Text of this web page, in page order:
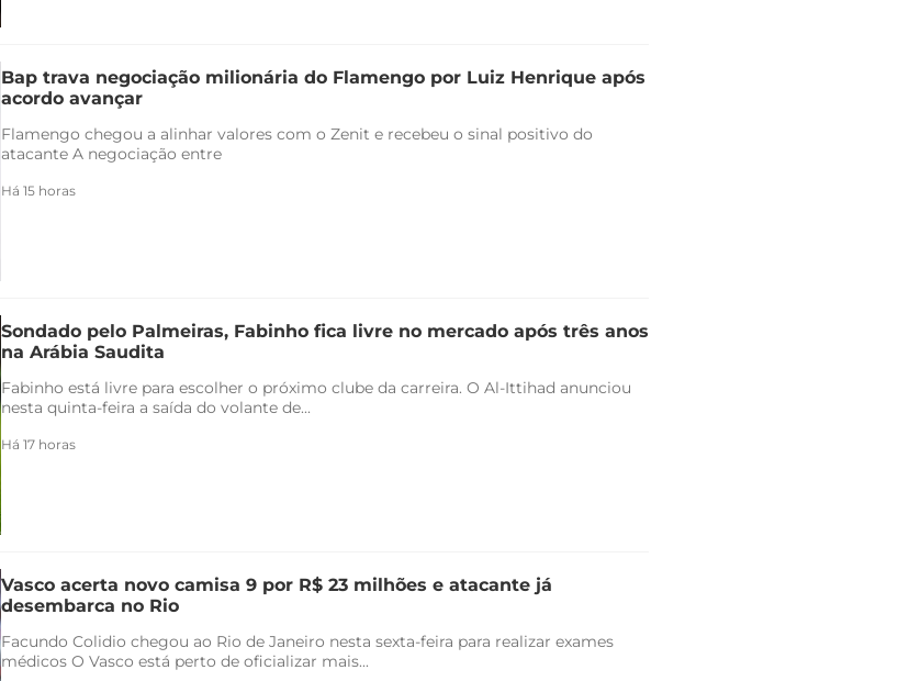
Bap trava negociação milionária do Flamengo por Luiz Henrique após
acordo avançar
Flamengo chegou a alinhar valores com o Zenit e recebeu o sinal positivo do
atacante A negociação entre
Há 15 horas
Sondado pelo Palmeiras, Fabinho fica livre no mercado após três anos
na Arábia Saudita
Fabinho está livre para escolher o próximo clube da carreira. O Al-Ittihad anunciou
nesta quinta-feira a saída do volante de...
Há 17 horas
Vasco acerta novo camisa 9 por R$ 23 milhões e atacante já
desembarca no Rio
Facundo Colidio chegou ao Rio de Janeiro nesta sexta-feira para realizar exames
médicos O Vasco está perto de oficializar mais...